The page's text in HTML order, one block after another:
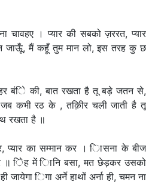
चावहए । प्यार की सबको ज़ररत, प्यार
जाऊूँ, मैं कहूँ तुम मान लो, इस तरह कु छ
बंिे की, बात रखता है तू बड़े जतन से,
कभी रठ के , तक़िीर चली जाती है तू
रखता है ॥
प्यार का सम्मान कर । िासना के बीज
॥ िेह में िानि बसा, मत छेड़कर उसको
जायेगा िगा अर्ने हाथों अर्ना ही, चमन ना